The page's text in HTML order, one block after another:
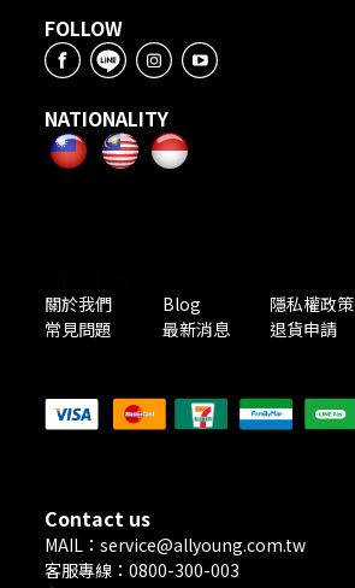
FOLLOW
NATIONALITY
關於我們
Blog
隱私權政策
常見問題
最新消息 退貨申請
Contact us
MAIL：service@allyoung.com.tw
客服專線：0800-300-003